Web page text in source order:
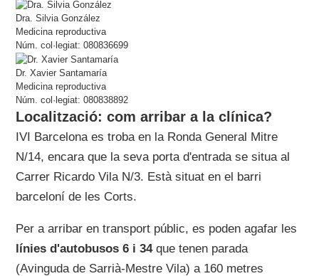
Dra. Silvia González
Medicina reproductiva
Núm. col·legiat: 080836699
Dr. Xavier Santamaría
Medicina reproductiva
Núm. col·legiat: 080838892
Localització: com arribar a la clínica?
IVI Barcelona es troba en la Ronda General Mitre
N/14, encara que la seva porta d'entrada se situa al
Carrer Ricardo Vila N/3. Està situat en el barri
barceloní de les Corts.
Per a arribar en transport públic, es poden agafar les
línies d'autobusos 6 i 34que tenen parada
(Avinguda de Sarrià-Mestre Vila) a 160 metres